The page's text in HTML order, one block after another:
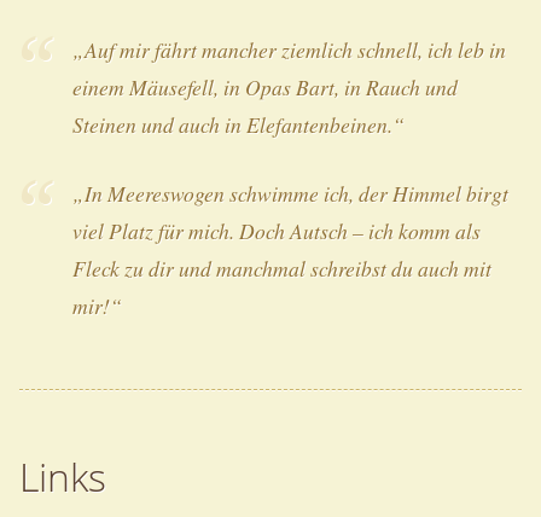
„Auf mir fährt mancher ziemlich schnell, ich leb in
einem Mäusefell, in Opas Bart, in Rauch und
Steinen und auch in Elefantenbeinen.“
„In Meereswogen schwimme ich, der Himmel birgt
viel Platz für mich. Doch Autsch – ich komm als
Fleck zu dir und manchmal schreibst du auch mit
mir!“
Links